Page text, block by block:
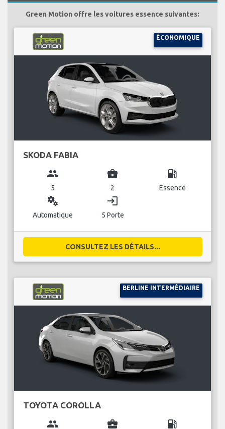
Green Motion offre les voitures essence suivantes:
ÉCONOMIQUE
SKODA FABIA
group
5
business_center
2
local_gas_station
Essence
miscellaneous_services
Automatique
login
5 Porte
CONSULTEZ LES DÉTAILS...
BERLINE INTERMÉDIAIRE
TOYOTA COROLLA
group business_center local_gas_station